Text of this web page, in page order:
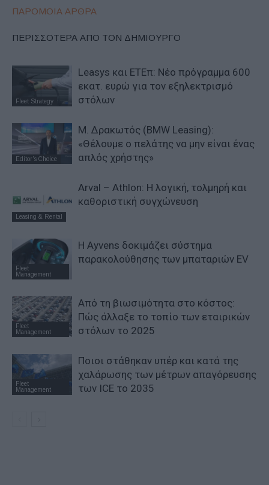
ΠΑΡΟΜΟΙΑ ΑΡΘΡΑ
ΠΕΡΙΣΣΟΤΕΡΑ ΑΠΟ ΤΟΝ ΔΗΜΙΟΥΡΓΟ
Fleet Strategy
Leasys και ΕΤΕπ: Νέο πρόγραμμα 600
εκατ. ευρώ για τον εξηλεκτρισμό
στόλων
Editor's Choice
Μ. Δρακωτός (BMW Leasing):
«Θέλουμε ο πελάτης να μην είναι ένας
απλός χρήστης»
Leasing & Rental
Arval – Athlon: Η λογική, τολμηρή και
καθοριστική συγχώνευση
Fleet
Management
Η Ayvens δοκιμάζει σύστημα
παρακολούθησης των μπαταριών EV
Fleet
Management
Από τη βιωσιμότητα στο κόστος:
Πώς άλλαξε το τοπίο των εταιρικών
στόλων το 2025
Fleet
Management
Ποιοι στάθηκαν υπέρ και κατά της
χαλάρωσης των μέτρων απαγόρευσης
των ICE το 2035